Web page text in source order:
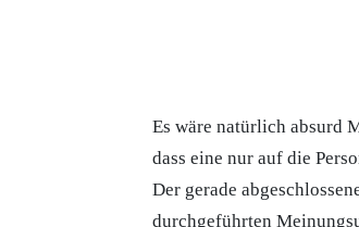
Es wäre natürlich absurd
dass eine nur auf die
Der gerade
durchgeführten